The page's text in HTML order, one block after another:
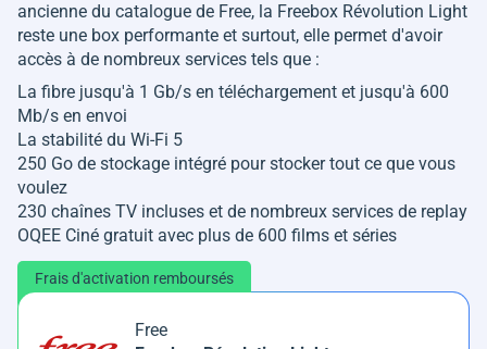
ancienne du catalogue de Free, la Freebox Révolution Light
reste une box performante et surtout, elle permet d'avoir
accès à de nombreux services tels que :
La fibre jusqu'à 1 Gb/s en téléchargement et jusqu'à 600
Mb/s en envoi
La stabilité du Wi-Fi 5
250 Go de stockage intégré pour stocker tout ce que vous
voulez
230 chaînes TV incluses et de nombreux services de replay
OQEE Ciné gratuit avec plus de 600 films et séries
Frais d'activation remboursés
Free